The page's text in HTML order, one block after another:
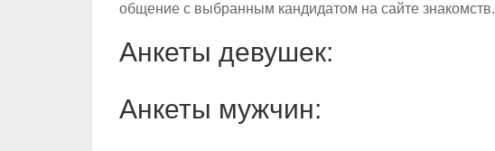
общение с выбранным кандидатом на сайте знакомств.
Анкеты девушек:
Анкеты мужчин: